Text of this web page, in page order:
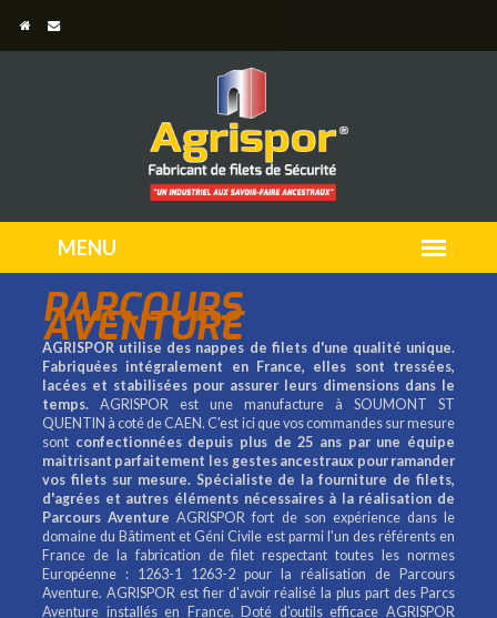
PARCOURS
AVENTURE
AGRISPOR utilise des nappes de filets d'une qualité unique.
Fabriquées intégralement en France, elles sont tressées,
lacées et stabilisées pour assurer leurs dimensions dans le
temps. AGRISPOR est une manufacture à SOUMONT ST
QUENTIN à coté de CAEN. C'est ici que vos commandes sur mesure
sont confectionnées depuis plus de 25 ans par une équipe
maitrisant parfaitement les gestes ancestraux pour ramander
vos filets sur mesure. Spécialiste de la fourniture de filets,
d'agrées et autres éléments nécessaires à la réalisation de
Parcours Aventure AGRISPOR fort de son expérience dans le
domaine du Bâtiment et Géni Civile est parmi l'un des référents en
France de la fabrication de filet respectant toutes les normes
Européenne : 1263-1 1263-2 pour la réalisation de Parcours
Aventure. AGRISPOR est fier d'avoir réalisé la plus part des Parcs
Aventure installés en France. Doté d'outils efficace AGRISPOR